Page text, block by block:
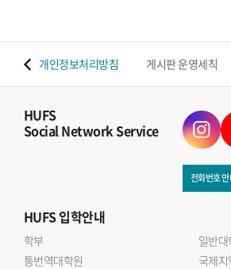
개인정보처리방침 게시판 운영세칙
HUFS
Social Network Service
전화번호
HUFS입학안내
학부
일반대
통번역대학원
국제